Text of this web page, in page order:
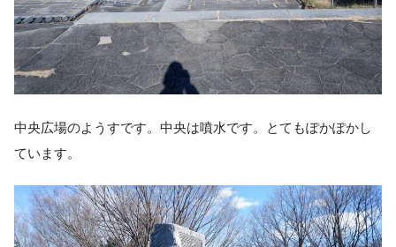
中央広場のようすです。中央は噴水です。とてもぽかぽかし
ています。